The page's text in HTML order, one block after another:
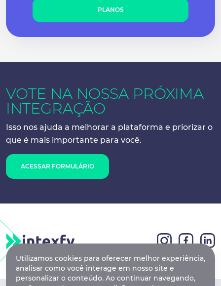
PLANOS
VOTE NA NOSSA PRÓXIMA
INTEGRAÇÃO
Isso nos ajuda a melhorar a plataforma e priorizar o
que é mais importante para você.
ACESSAR FORMULÁRIO
Utilizamos cookies para oferecer melhor experiência,
analisar como você interage em nosso site e
personalizar o conteúdo. Ao continuar navegando,